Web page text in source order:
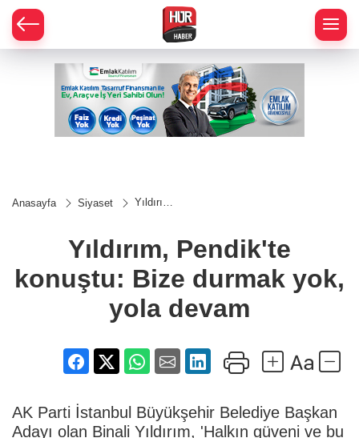
Anasayfa Siyaset
Yıldırım,
durmak
yok, yola
devam
Yıldırım, Pendik'te
konuştu: Bize durmak yok,
yola devam
AK Parti İstanbul Büyükşehir Belediye Başkan
Adayı olan Binali Yıldırım, 'Halkın güveni ve bu